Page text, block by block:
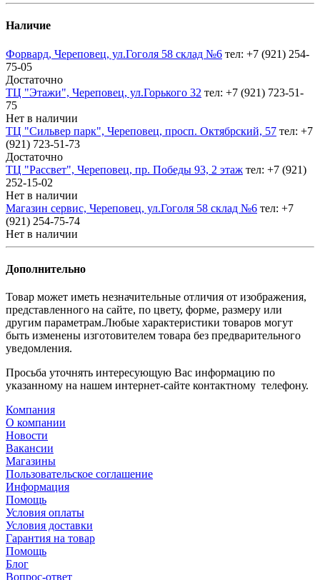
Наличие
Форвард, Череповец, ул.Гоголя 58 склад №6 тел: +7 (921) 254-
75-05
Достаточно
ТЦ "Этажи", Череповец, ул.Горького 32 тел: +7 (921) 723-51-
75
Нет в наличии
ТЦ "Сильвер парк", Череповец, просп. Октябрский, 57 тел: +7
(921) 723-51-73
Достаточно
ТЦ "Рассвет", Череповец, пр. Победы 93, 2 этаж тел: +7 (921)
252-15-02
Нет в наличии
Магазин сервис, Череповец, ул.Гоголя 58 склад №6 тел: +7
(921) 254-75-74
Нет в наличии
Дополнительно
Товар может иметь незначительные отличия от изображения,
представленного на сайте, по цвету, форме, размеру или
другим параметрам.Любые характеристики товаров могут
быть изменены изготовителем товара без предварительного
уведомления.
Просьба уточнять интересующую Вас информацию по
указанному на нашем интернет-сайте контактному телефону.
Компания
О компании
Новости
Вакансии
Магазины
Пользовательское соглашение
Информация
Помощь
Условия оплаты
Условия доставки
Гарантия на товар
Помощь
Блог
Вопрос-ответ